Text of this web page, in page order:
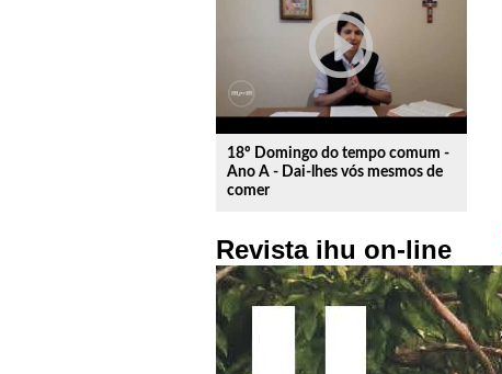
play_circle_outline
18º Domingo do tempo comum -
Ano A - Dai-lhes vós mesmos de
comer
Revista ihu on-line